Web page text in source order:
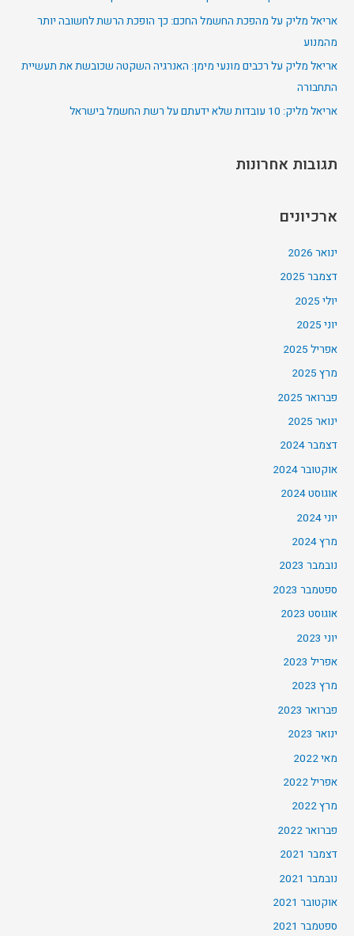
o
r
:
אריאל מליק על מהפכת החשמל החכם: כך הופכת הרשת לחשובה יותר
מהמנוע
אריאל מליק על רכבים מונעי מימן: האנרגיה השקטה שכובשת את תעשיית
התחבורה
אריאל מליק: 10 עובדות שלא ידעתם על רשת החשמל בישראל
תגובות אחרונות
ארכיונים
ינואר 2026
דצמבר 2025
יולי 2025
יוני 2025
אפריל 2025
מרץ 2025
פברואר 2025
ינואר 2025
דצמבר 2024
אוקטובר 2024
אוגוסט 2024
יוני 2024
מרץ 2024
נובמבר 2023
ספטמבר 2023
אוגוסט 2023
יוני 2023
אפריל 2023
מרץ 2023
פברואר 2023
ינואר 2023
מאי 2022
אפריל 2022
מרץ 2022
פברואר 2022
דצמבר 2021
נובמבר 2021
אוקטובר 2021
ספטמבר 2021